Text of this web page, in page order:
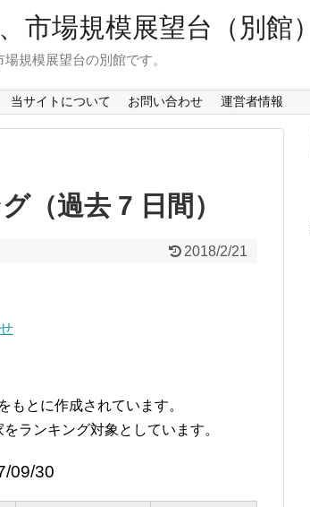
場規模展望台（別館）
規模展望台の別館です。
当サイトについて お問い合わせ 運営者情報
（過去 7 日間）
2018/2/21
もとに作成されています。
ランキング対象としています。
09/30